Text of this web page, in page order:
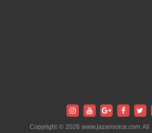
Copyright © 2026 www.jazanvoice.com All